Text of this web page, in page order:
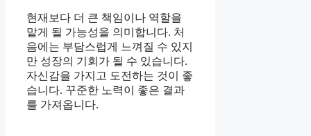
현재보다 더 큰 책임이나 역할을
맡게 될 가능성을 의미합니다. 처
음에는 부담스럽게 느껴질 수 있지
만 성장의 기회가 될 수 있습니다.
자신감을 가지고 도전하는 것이 좋
습니다. 꾸준한 노력이 좋은 결과
를 가져옵니다.